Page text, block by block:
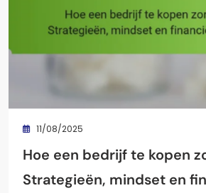
11/08/2025
Hoe een bedrijf te kopen
Strategieën, mindset en